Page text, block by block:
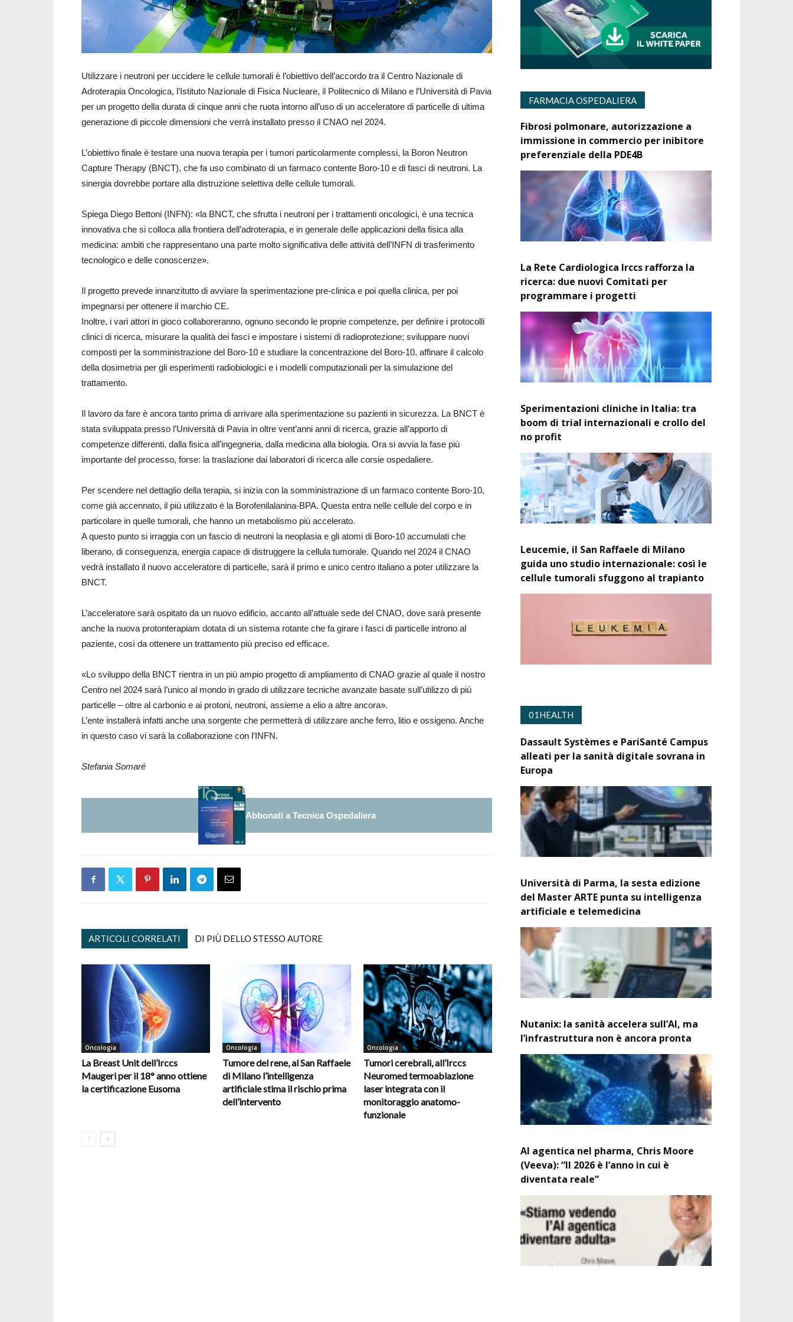
Utilizzare i neutroni per uccidere le cellule tumorali è l’obiettivo dell’accordo tra il Centro Nazionale di
Adroterapia Oncologica, l’Istituto Nazionale di Fisica Nucleare, il Politecnico di Milano e l’Università di Pavia
per un progetto della durata di cinque anni che ruota intorno all’uso di un acceleratore di particelle di ultima
generazione di piccole dimensioni che verrà installato presso il CNAO nel 2024.
L’obiettivo finale è testare una nuova terapia per i tumori particolarmente complessi, la Boron Neutron
Capture Therapy (BNCT), che fa uso combinato di un farmaco contente Boro-10 e di fasci di neutroni. La
sinergia dovrebbe portare alla distruzione selettiva delle cellule tumorali.
Spiega Diego Bettoni (INFN): «la BNCT, che sfrutta i neutroni per i trattamenti oncologici, è una tecnica
innovativa che si colloca alla frontiera dell’adroterapia, e in generale delle applicazioni della fisica alla
medicina: ambiti che rappresentano una parte molto significativa delle attività dell’INFN di trasferimento
tecnologico e delle conoscenze».
Il progetto prevede innanzitutto di avviare la sperimentazione pre-clinica e poi quella clinica, per poi
impegnarsi per ottenere il marchio CE.
Inoltre, i vari attori in gioco collaboreranno, ognuno secondo le proprie competenze, per definire i protocolli
clinici di ricerca, misurare la qualità dei fasci e impostare i sistemi di radioprotezione; sviluppare nuovi
composti per la somministrazione del Boro-10 e studiare la concentrazione del Boro-10, affinare il calcolo
della dosimetria per gli esperimenti radiobiologici e i modelli computazionali per la simulazione del
trattamento.
Il lavoro da fare è ancora tanto prima di arrivare alla sperimentazione su pazienti in sicurezza. La BNCT è
stata sviluppata presso l’Università di Pavia in oltre vent’anni anni di ricerca, grazie all’apporto di
competenze differenti, dalla fisica all’ingegneria, dalla medicina alla biologia. Ora si avvia la fase più
importante del processo, forse: la traslazione dai laboratori di ricerca alle corsie ospedaliere.
Per scendere nel dettaglio della terapia, si inizia con la somministrazione di un farmaco contente Boro-10,
come già accennato, il più utilizzato è la Borofenilalanina-BPA. Questa entra nelle cellule del corpo e in
particolare in quelle tumorali, che hanno un metabolismo più accelerato.
A questo punto si irraggia con un fascio di neutroni la neoplasia e gli atomi di Boro-10 accumulati che
liberano, di conseguenza, energia capace di distruggere la cellula tumorale. Quando nel 2024 il CNAO
vedrà installato il nuovo acceleratore di particelle, sarà il primo e unico centro italiano a poter utilizzare la
BNCT.
L’acceleratore sarà ospitato da un nuovo edificio, accanto all’attuale sede del CNAO, dove sarà presente
anche la nuova protonterapiam dotata di un sistema rotante che fa girare i fasci di particelle introno al
paziente, così da ottenere un trattamento più preciso ed efficace.
«Lo sviluppo della BNCT rientra in un più ampio progetto di ampliamento di CNAO grazie al quale il nostro
Centro nel 2024 sarà l’unico al mondo in grado di utilizzare tecniche avanzate basate sull’utilizzo di più
particelle – oltre al carbonio e ai protoni, neutroni, assieme a elio a altre ancora».
L’ente installerà infatti anche una sorgente che permetterà di utilizzare anche ferro, litio e ossigeno. Anche
in questo caso vi sarà la collaborazione con l’INFN.
Stefania Somaré
Abbonati a Tecnica Ospedaliera
ARTICOLI CORRELATI DI PIÙ DELLO STESSO AUTORE
Oncologia
La Breast Unit dell’Irccs
Maugeri per il 18° anno ottiene
la certificazione Eusoma
Oncologia
Tumore del rene, al San Raffaele
di Milano l’intelligenza
artificiale stima il rischio prima
dell’intervento
Oncologia
Tumori cerebrali, all’Irccs
Neuromed termoablazione
laser integrata con il
monitoraggio anatomo-
funzionale
FARMACIA OSPEDALIERA
Fibrosi polmonare, autorizzazione a
immissione in commercio per inibitore
preferenziale della PDE4B
La Rete Cardiologica Irccs rafforza la
ricerca: due nuovi Comitati per
programmare i progetti
Sperimentazioni cliniche in Italia: tra
boom di trial internazionali e crollo del
no profit
Leucemie, il San Raffaele di Milano
guida uno studio internazionale: così le
cellule tumorali sfuggono al trapianto
01HEALTH
Dassault Systèmes e PariSanté Campus
alleati per la sanità digitale sovrana in
Europa
Università di Parma, la sesta edizione
del Master ARTE punta su intelligenza
artificiale e telemedicina
Nutanix: la sanità accelera sull’AI, ma
l’infrastruttura non è ancora pronta
AI agentica nel pharma, Chris Moore
(Veeva): “Il 2026 è l’anno in cui è
diventata reale”